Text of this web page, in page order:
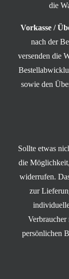
die
Vorkasse /
nach der
versenden die
sowie den
Sollte etwas
die
widerrufen.
zur
persönlichen